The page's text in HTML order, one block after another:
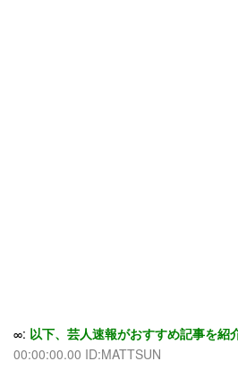
∞: 以下、芸人速報がおすすめ記事を紹
00:00:00.00 ID:MATTSUN